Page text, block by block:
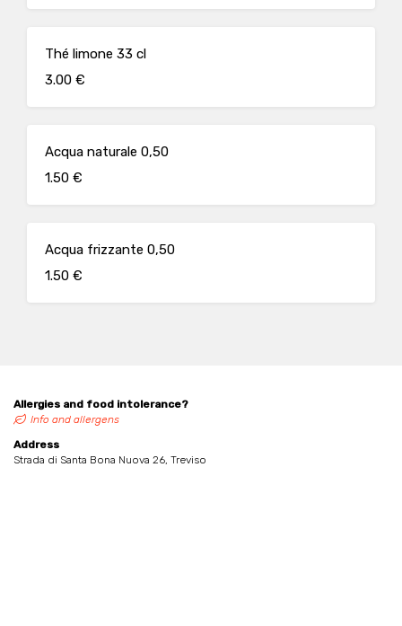
Thé limone 33 cl
3.00 €
Acqua naturale 0,50
1.50 €
Acqua frizzante 0,50
1.50 €
Allergies and food intolerance?
Info and allergens
Address
Strada di Santa Bona Nuova 26, Treviso